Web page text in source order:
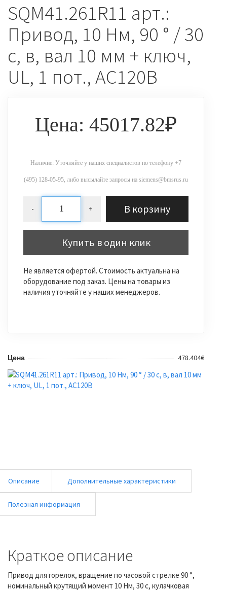
SQM41.261R11 арт.:
Привод, 10 Нм, 90 ° / 30
с, в, вал 10 мм + ключ,
UL, 1 пот., AC120В
Цена: 45017.82₽
Наличие: Уточняйте у наших специалистов по телефону +7
(495) 128-05-95, либо высылайте запросы на siemens@bmsrus.ru
- + В корзину
Купить в один клик
Не является офертой. Стоимость актуальна на
оборудование под заказ. Цены на товары из
наличия уточняйте у наших менеджеров.
Цена 478.404€
Описание Дополнительные характеристики
Полезная информация
Краткое описание
Привод для горелок, вращение по часовой стрелке 90 °,
номинальный крутящий момент 10 Нм, 30 с, кулачковая